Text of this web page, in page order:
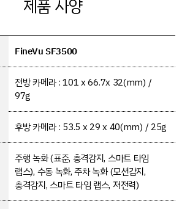
제품 사양
FineVu SF3500
전방 카메라 : 101 x 66.7x 32(mm) /
97g
후방 카메라 : 53.5 x 29 x 40(mm) / 25g
주행 녹화 (표준, 충격감지, 스마트 타임
랩스), 수동 녹화, 주차 녹화 (모션감지,
충격감지, 스마트 타임 랩스, 저전력)